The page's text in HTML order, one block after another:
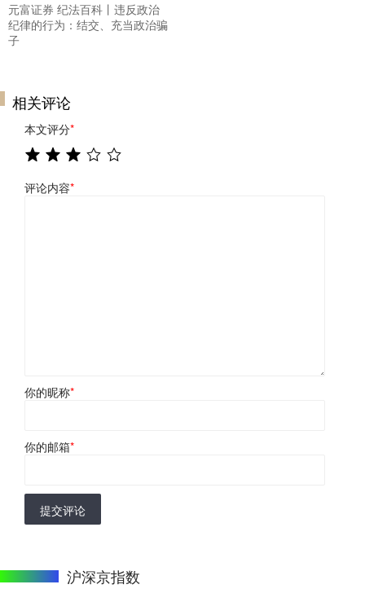
元富证券 纪法百科丨违反政治
纪律的行为：结交、充当政治骗
子
相关评论
本文评分*
评论内容*
你的昵称*
你的邮箱*
提交评论
沪深京指数